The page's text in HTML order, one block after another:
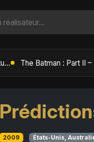
2009 États-Unis,